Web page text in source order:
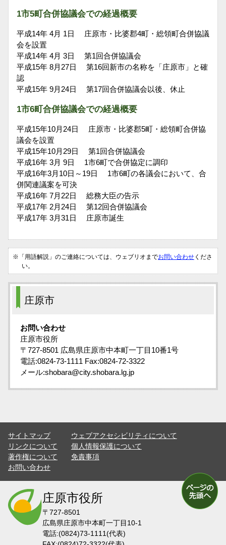
1市5町合併協議会での経過概要
平成14年 4月 1日 庄原市・比婆郡4町・総領町合併協議
会を設置
平成14年 4月 3日 第1回合併協議会
平成15年 8月27日 第16回新市の名称を「庄原市」と確
認
平成15年 9月24日 第17回合併協議会以後、休止
1市6町合併協議会での経過概要
平成15年10月24日 庄原市・比婆郡5町・総領町合併協
議会を設置
平成15年10月29日 第1回合併協議会
平成16年 3月 9日 1市6町で合併協定に調印
平成16年3月10日～19日 1市6町の各議会において、合
併関連議案を可決
平成16年 7月22日 総務大臣の告示
平成17年 2月24日 第12回合併協議会
平成17年 3月31日 庄原市誕生
※「用語解説」のご連絡については、ウェブリオまでお問い合わせ くださ
い。
庄原市
お問い合わせ
庄原市役所
〒727-8501 広島県庄原市中本町一丁目10番1号
電話:0824-73-1111 Fax:0824-72-3322
メール:shobara@city.shobara.lg.jp
サイトマップ
ウェブアクセシビリティについて
リンクについて
個人情報保護について
著作権について
免責事項
お問い合わせ
庄原市役所
〒727-8501
広島県庄原市中本町一丁目10-1
電話:(0824)73-1111(代表)